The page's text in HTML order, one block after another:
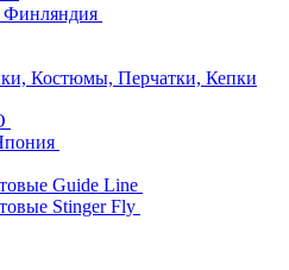
Финляндия
Костюмы, Перчатки, Кепки
Guide Line
Stinger Fly